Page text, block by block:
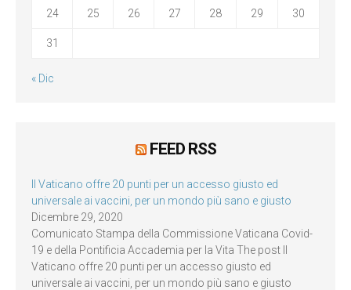
24 25 26 27 28 29 30
31
« Dic
FEED RSS
Il Vaticano offre 20 punti per un accesso giusto ed
universale ai vaccini, per un mondo più sano e giusto
Dicembre 29, 2020
Comunicato Stampa della Commissione Vaticana Covid-
19 e della Pontificia Accademia per la Vita The post Il
Vaticano offre 20 punti per un accesso giusto ed
universale ai vaccini, per un mondo più sano e giusto